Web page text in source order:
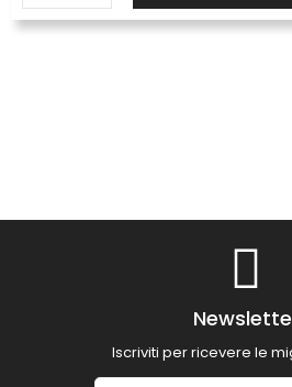
Iscriviti per ricevere le